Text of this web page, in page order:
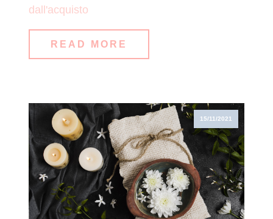
dall'acquisto
READ MORE
15/11/2021